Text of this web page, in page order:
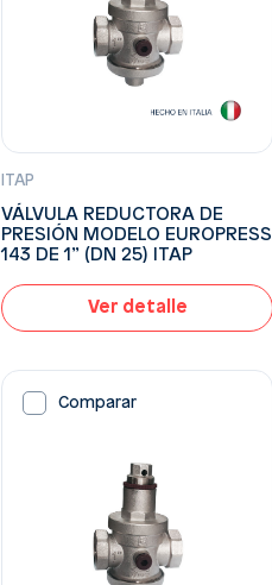
ITAP
VÁLVULA REDUCTORA DE
PRESIÓN MODELO EUROPRESS
143 DE 1” (DN 25) ITAP
Ver detalle
Comparar